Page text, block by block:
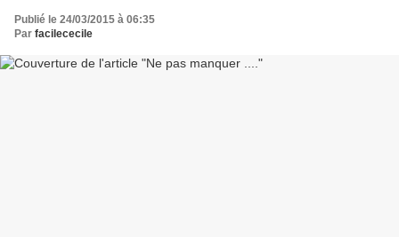
Publié le 24/03/2015 à 06:35
Par facilececile